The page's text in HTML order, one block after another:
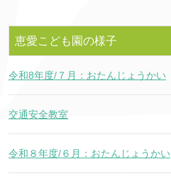
恵愛こども園の様子
令和8年度/７月：おたんじょうかい
交通安全教室
令和８年度/６月：おたんじょうかい